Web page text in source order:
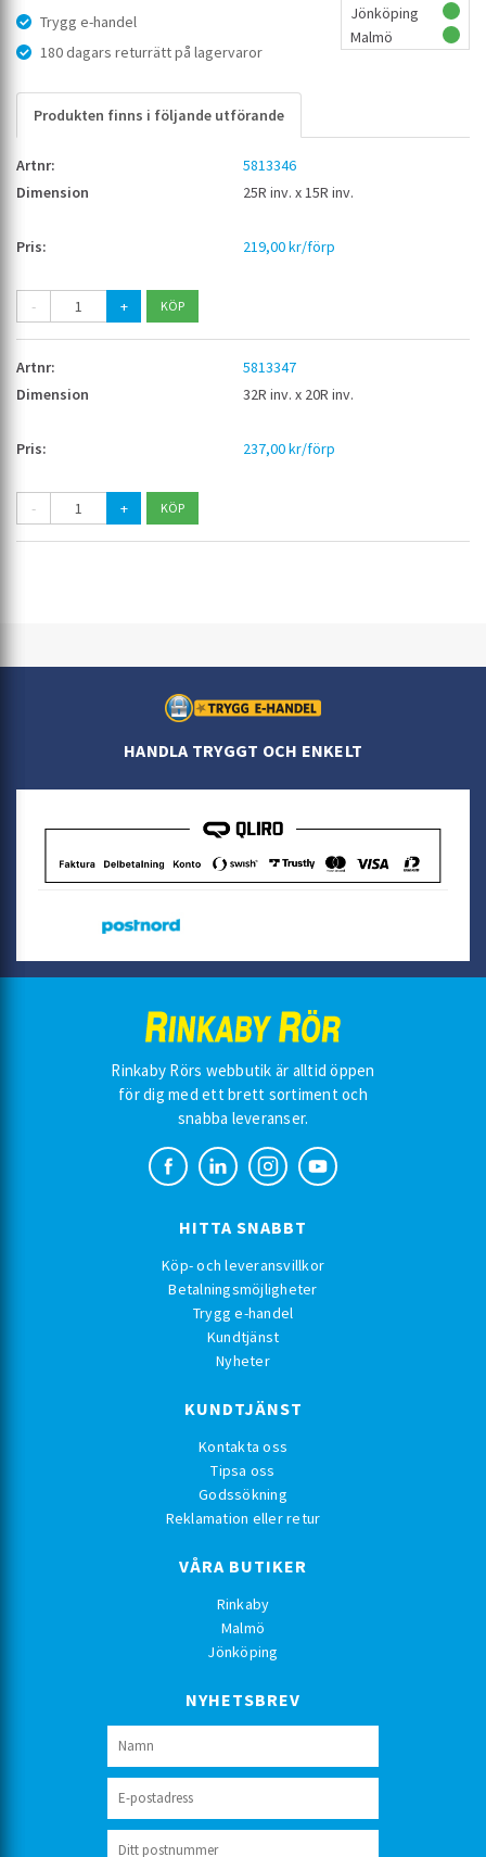
Trygg e-handel
180 dagars returrätt på lagervaror
Jönköping
Malmö
Produkten finns i följande utförande
5813346
25R inv. x 15R inv.
219,00 kr/förp
- +
5813347
32R inv. x 20R inv.
237,00 kr/förp
- +
HANDLA TRYGGT OCH ENKELT
Rinkaby Rörs webbutik är alltid öppen
för dig med ett brett sortiment och
snabba leveranser.
HITTA SNABBT
Köp- och leveransvillkor
Betalningsmöjligheter
Trygg e-handel
Kundtjänst
Nyheter
KUNDTJÄNST
Kontakta oss
Tipsa oss
Godssökning
Reklamation eller retur
VÅRA BUTIKER
Rinkaby
Malmö
Jönköping
NYHETSBREV